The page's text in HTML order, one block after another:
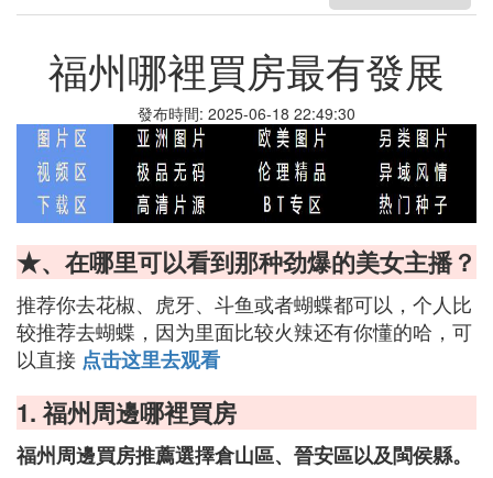
福州哪裡買房最有發展
發布時間: 2025-06-18 22:49:30
★、在哪里可以看到那种劲爆的美女主播？
推荐你去花椒、虎牙、斗鱼或者蝴蝶都可以，个人比
较推荐去蝴蝶，因为里面比较火辣还有你懂的哈，可
以直接 点击这里去观看
1. 福州周邊哪裡買房
福州周邊買房推薦選擇倉山區、晉安區以及閩侯縣。